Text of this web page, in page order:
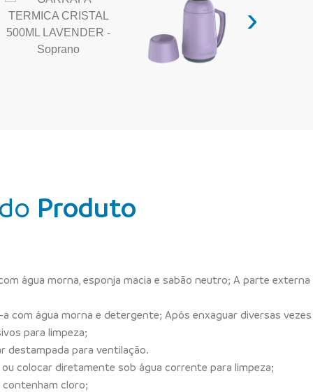
›
Produto
água morna, esponja macia e sabão neutro; A parte
com água morna e detergente; Após enxaguar diversas
para limpeza;
destampada para ventilação.
colocar diretamente sob água corrente para limpeza;
cloro;